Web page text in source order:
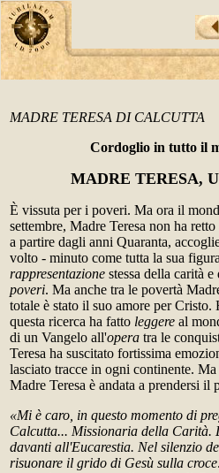
MADRE TERESA DI CALCUTTA
Cordoglio in tutto il
MADRE TERESA,
È vissuta per i poveri. Ma ora il
settembre, Madre Teresa non ha
a partire dagli anni Quaranta,
volto - minuto come tutta la sua
rappresentazione stessa della carità
poveri. Ma anche tra le povertà
totale è stato il suo amore per Cristo.
questa ricerca ha fatto leggere al
di un Vangelo all'opera tra le
Teresa ha suscitato fortissima
lasciato tracce in ogni continente.
Madre Teresa è andata a prendersi il
«Mi è caro, in questo momento di
Calcutta... Missionaria della Carità.
davanti all'Eucarestia. Nel silenzio
risuonare il grido di Gesù sulla